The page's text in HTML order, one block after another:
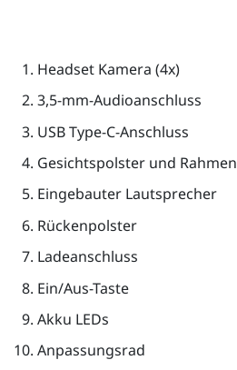
Headset Kamera (4x)
3,5-mm-Audioanschluss
USB Type-C-Anschluss
Gesichtspolster und Rahmen
Eingebauter Lautsprecher
Rückenpolster
Ladeanschluss
Ein/Aus-Taste
Akku LEDs
Anpassungsrad